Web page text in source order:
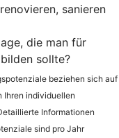
sanieren
die man für
sollte?
beziehen sich auf
Ihren individuellen
Informationen
sind pro Jahr